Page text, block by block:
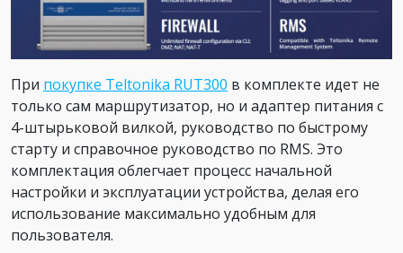
При покупке Teltonika RUT300 в комплекте идет не
только сам маршрутизатор, но и адаптер питания с
4-штырьковой вилкой, руководство по быстрому
старту и справочное руководство по RMS. Это
комплектация облегчает процесс начальной
настройки и эксплуатации устройства, делая его
использование максимально удобным для
пользователя.